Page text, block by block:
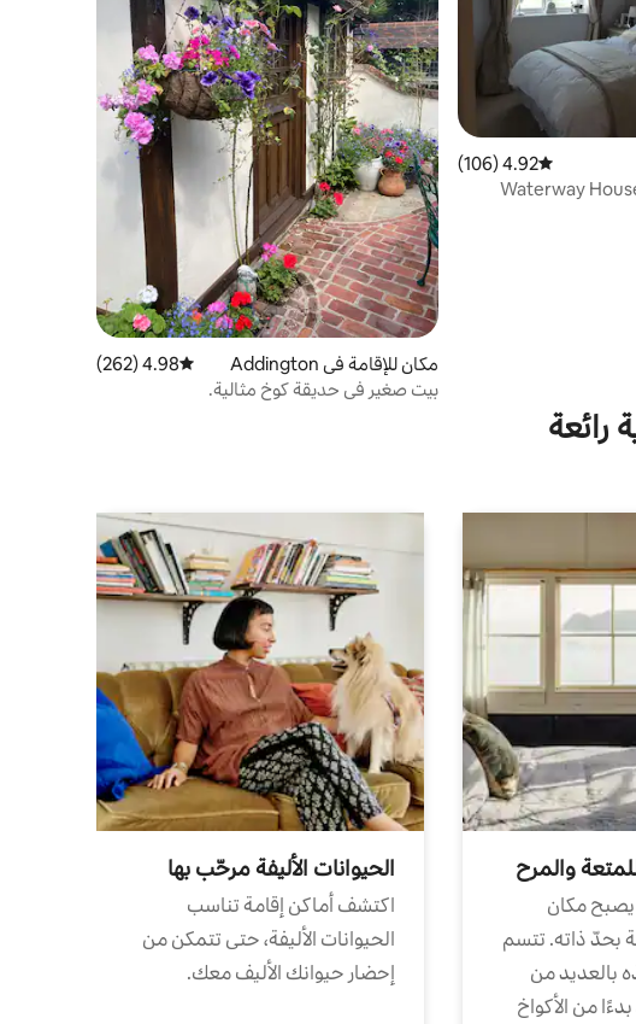
متوسط التقييم 4.92 من 5، 106 مراجعات
4.92 (106)
Waterway
مكان للإقامة في Addington متوسط التقييم 4.98 من 5، 262 مراجعات
4.98 (262)
بيت صغير في حديقة كوخ مثالية.
رائعة
والمرح
مكان
بحدّ ذاته. تتسم
بالعديد من
من الأكواخ
الحيوانات الأليفة مرحّب بها
اكتشف أماكن إقامة تناسب
الحيوانات الأليفة، حتى تتمكن من
إحضار حيوانك الأليف معك.